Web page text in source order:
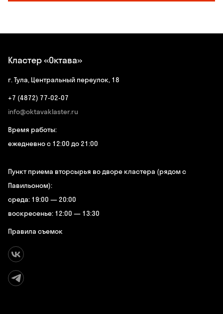
Кластер «Октава»
г. Тула, Центральный переулок, 18
+7 (4872) 77-02-07
info@oktavaklaster.ru
Время работы:
ежедневно с 12:00 до 21:00
Пункт приема вторсырья во дворе кластера (рядом с
Павильоном):
среда: 19:00 — 20:00
воскресенье: 12:00 — 13:30
Правила съемок